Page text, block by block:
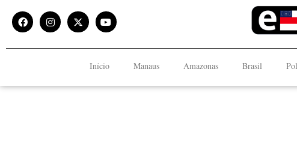
Início Manaus Amazonas Brasil